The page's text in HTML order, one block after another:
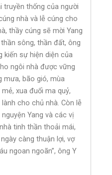
truyền thống của người
nhà và lễ cúng cho
thầy cúng sẽ mời Yang
sông, thần đất, ông
kiến sự hiện diện của
ngôi nhà được vững
mưa, bão gió, mùa
xua đuổi ma quỷ,
cho chủ nhà. Còn lễ
Yang và các vị
tinh thần thoải mái,
càng thuận lợi, vợ
ngoan ngoãn”, ông Y